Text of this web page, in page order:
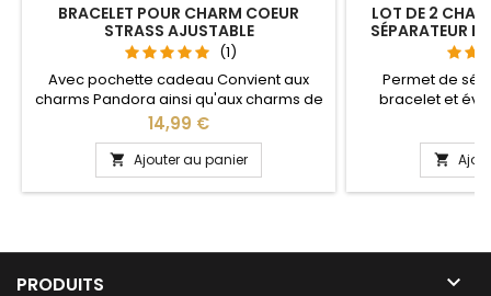
BRACELET POUR CHARM COEUR
STRASS AJUSTABLE
(1)
Avec pochette cadeau Convient aux
charms Pandora ainsi qu'aux charms de
notre site idéal pour : Noël, Saint Valentin,
anniversaire, anniversaire de mariage La
partie ajustable se détache d'un coté
pour passer les charms par simple
pression sur le bouton Ajustable pour
Prix
14,99 €
 Ajouter au panier
LOT DE 2
SÉPARATEUR
Permet de
bracelet et
Gnoce et les
site idéal pour
anniversaire,

PRODUITS 